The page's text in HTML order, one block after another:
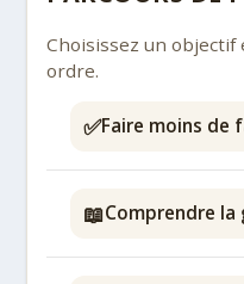
Choisissez un objectif
ordre.
✅Faire moins de
📖Comprendre la